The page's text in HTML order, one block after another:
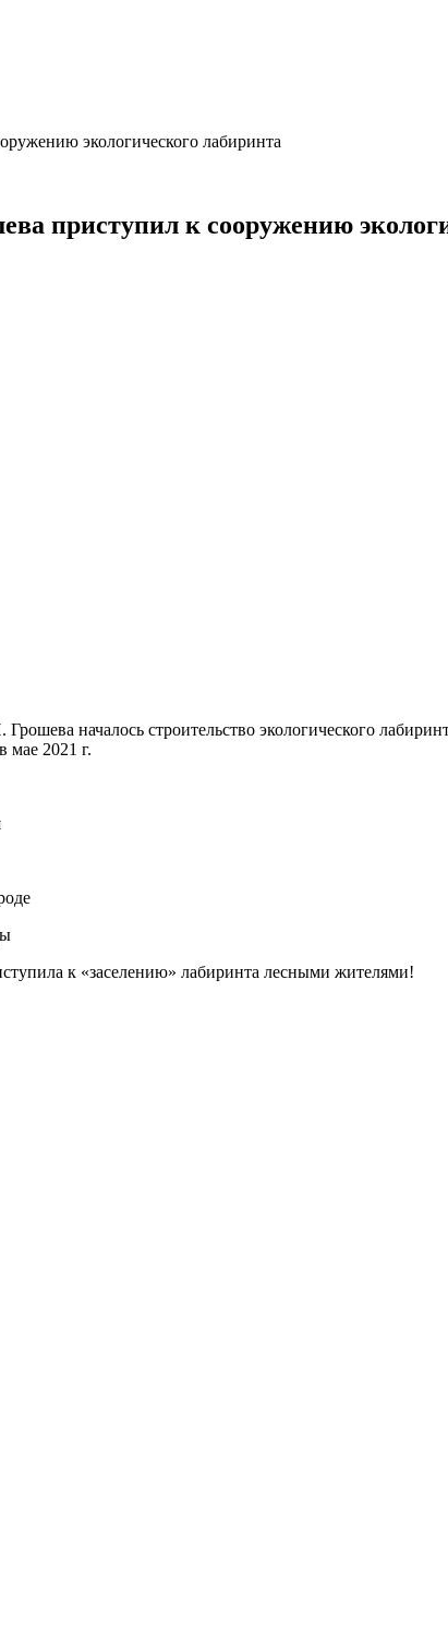
экологического лабиринта
приступил к сооружению
началось строительство экологического
мае 2021 г.
к «заселению» лабиринта лесными жителями!